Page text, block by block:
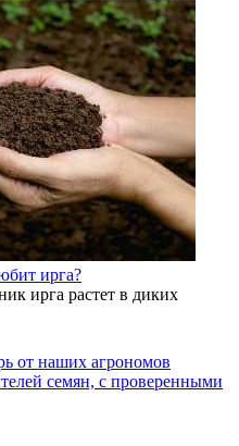
ирга?
ирга растет в диких
от наших агрономов
семян, с проверенными